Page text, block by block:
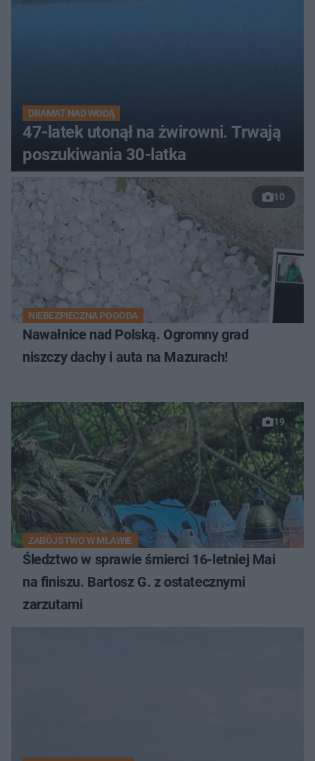
DRAMAT NAD WODĄ
47-latek utonął na żwirowni. Trwają
poszukiwania 30-latka
10
NIEBEZPIECZNA POGODA
Nawałnice nad Polską. Ogromny grad
niszczy dachy i auta na Mazurach!
19
ZABÓJSTWO W MŁAWIE
Śledztwo w sprawie śmierci 16-letniej Mai
na finiszu. Bartosz G. z ostatecznymi
zarzutami